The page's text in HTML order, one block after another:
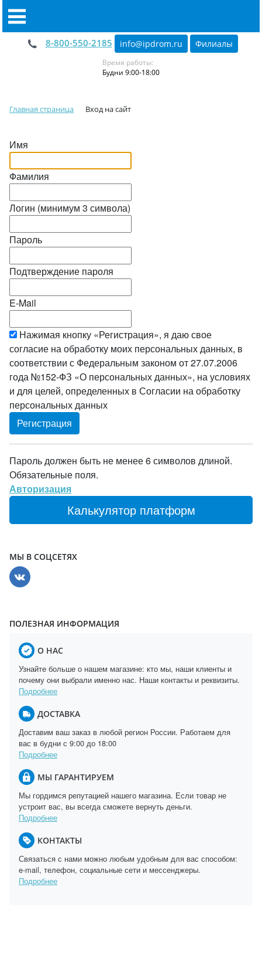
8-800-550-2185 info@ipdrom.ru Филиалы
Время работы:
Будни 9:00-18:00
Главная страница Вход на сайт
Имя
Фамилия
Логин (минимум 3 символа)
Пароль
Подтверждение пароля
E-Mail
Нажимая кнопку «Регистрация», я даю свое
согласие на обработку моих персональных данных, в
соответствии с Федеральным законом от 27.07.2006
года №152-ФЗ «О персональных данных», на условиях
и для целей, определенных в Согласии на обработку
персональных данных
Пароль должен быть не менее 6 символов длиной.
Обязательные поля.
Авторизация
Калькулятор платформ
МЫ В СОЦСЕТЯХ
ПОЛЕЗНАЯ ИНФОРМАЦИЯ
О НАС
Узнайте больше о нашем магазине: кто мы, наши клиенты и
почему они выбрали именно нас. Наши контакты и реквизиты.
Подробнее
ДОСТАВКА
Доставим ваш заказ в любой регион России. Работаем для
вас в будни с 9:00 до 18:00
Подробнее
МЫ ГАРАНТИРУЕМ
Мы гордимся репутацией нашего магазина. Если товар не
устроит вас, вы всегда сможете вернуть деньги.
Подробнее
КОНТАКТЫ
Связаться с нами можно любым удобным для вас способом:
e-mail, телефон, социальные сети и мессенджеры.
Подробнее